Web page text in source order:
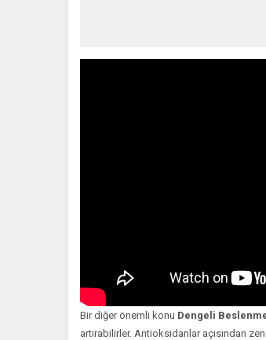
Bir diğer önemli konu Dengeli
artırabilirler. Antioksidanlar açısından